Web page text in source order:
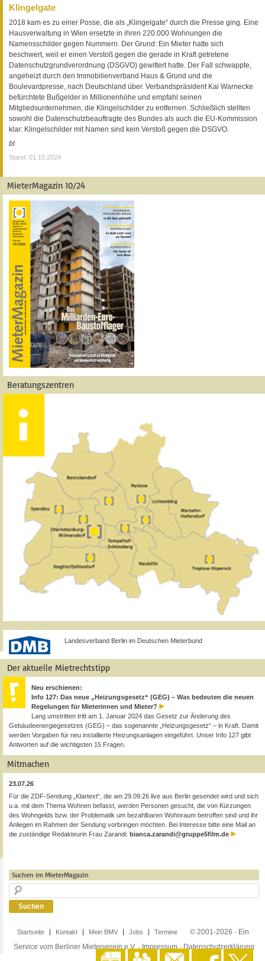
Klingelgate
2018 kam es zu einer Posse, die als „Klingelgate“ durch die Presse ging. Eine
Hausverwaltung in Wien ersetzte in ihren 220.000 Wohnungen die
Namensschilder gegen Nummern. Der Grund: Ein Mieter hatte sich
beschwert, weil er einen Verstoß gegen die gerade in Kraft getretene
Datenschutzgrundverordnung (DSGVO) gewittert hatte. Der Fall schwappte,
angeheizt durch den Immobilienverband Haus & Grund und die
Boulevardpresse, nach Deutschland über. Verbandspräsident Kai Warnecke
befürchtete Bußgelder in Millionenhöhe und empfahl seinen
Mitgliedsunternehmen, die Klingelschilder zu entfernen. Schließlich stellten
sowohl die Datenschutzbeauftragte des Bundes als auch die EU-Kommission
klar: Klingelschilder mit Namen sind kein Verstoß gegen die DSGVO.
bl
Stand: 01.10.2024
MieterMagazin 10/24
Beratungszentren
Landesverband Berlin im Deutschen Mieterbund
Der aktuelle Mietrechtstipp
Neu erschienen:
Info 127: Das neue „Heizungsgesetz“ (GEG) – Was bedeuten die neuen
Regelungen für Mieterinnen und Mieter?
Lang umstritten tritt am 1. Januar 2024 das Gesetz zur Änderung des
Gebäudeenergiegesetzes (GEG) – das sogenannte „Heizungsgesetz“ – in Kraft. Damit
werden Vorgaben für neu installierte Heizungsanlagen eingeführt. Unser Info 127 gibt
Antworten auf die wichtigsten 15 Fragen.
Mitmachen
23.07.26
Für die ZDF-Sendung „Klartext“, die am 29.09.26 live aus Berlin gesendet wird und sich
u.a. mit dem Thema Wohnen befasst, werden Personen gesucht, die von Kürzungen
des Wohngelds bzw. der Problematik um bezahlbaren Wohnraum betroffen sind und ihr
Anliegen im Rahmen der Sendung vorbringen möchten. Bei Interesse bitte eine Mail an
die zuständige Redakteurin Frau Zarandi: bianca.zarandi@gruppe5film.de
Suchen im MieterMagazin
Startseite Kontakt Mein BMV Jobs Termine
© 2001-2026 · Ein
Service vom Berliner Mieterverein e.V. · Impressum · Datenschutzerklärung